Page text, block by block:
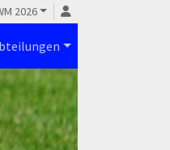
2026